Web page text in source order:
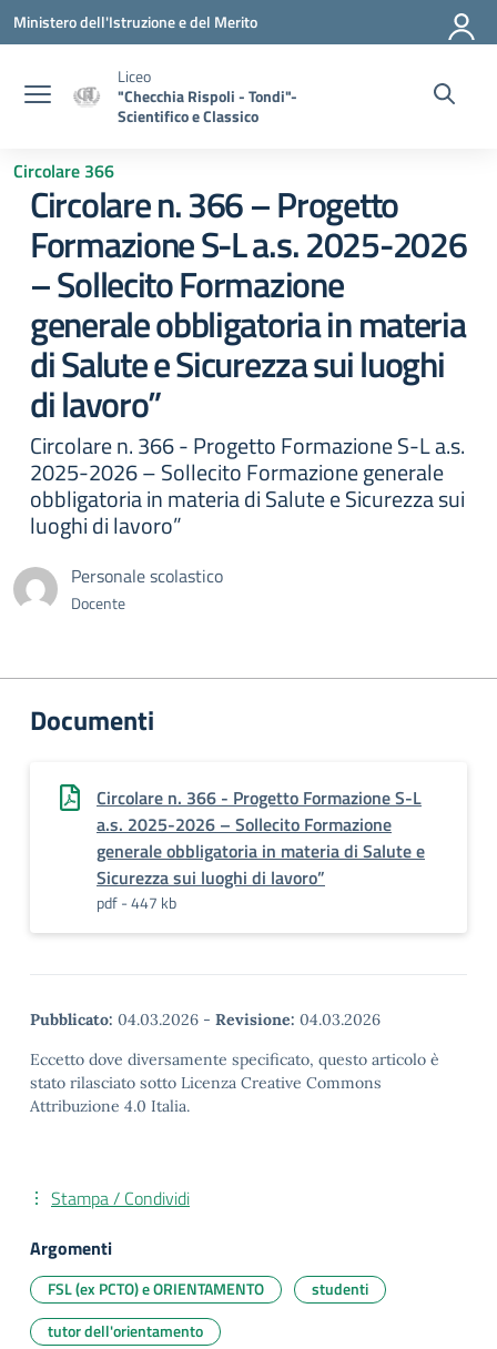
Vai ai contenuti
Vai al menu di navigazione
Vai al footer
Ministero dell'Istruzione e del Merito
Liceo
"Checchia Rispoli - Tondi"-
Scientifico e Classico
Circolare 366
Circolare n. 366 – Progetto
Formazione S-L a.s. 2025-2026
– Sollecito Formazione
generale obbligatoria in materia
di Salute e Sicurezza sui luoghi
di lavoro”
Circolare n. 366 - Progetto Formazione S-L a.s.
2025-2026 – Sollecito Formazione generale
obbligatoria in materia di Salute e Sicurezza sui
luoghi di lavoro”
Personale scolastico
Docente
Documenti
Circolare n. 366 - Progetto Formazione S-L
a.s. 2025-2026 – Sollecito Formazione
generale obbligatoria in materia di Salute e
Sicurezza sui luoghi di lavoro”
pdf - 447 kb
Pubblicato: 04.03.2026 - Revisione: 04.03.2026
Eccetto dove diversamente specificato, questo articolo è
stato rilasciato sotto Licenza Creative Commons
Attribuzione 4.0 Italia.
Stampa / Condividi
Argomenti
FSL (ex PCTO) e ORIENTAMENTO
studenti
tutor dell'orientamento